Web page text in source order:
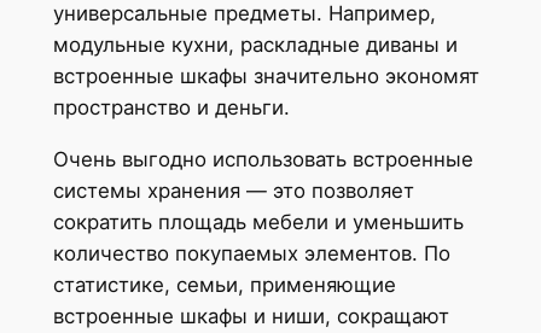
универсальные предметы. Например,
модульные кухни, раскладные диваны и
встроенные шкафы значительно экономят
пространство и деньги.
Очень выгодно использовать встроенные
системы хранения — это позволяет
сократить площадь мебели и уменьшить
количество покупаемых элементов. По
статистике, семьи, применяющие
встроенные шкафы и ниши, сокращают